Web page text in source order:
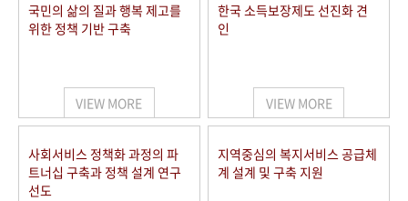
국민의 삶의 질과 행복 제고를
위한 정책 기반 구축
VIEW MORE
한국 소득보장제도 선진화 견
인
VIEW MORE
사회서비스 정책화 과정의 파
트너십 구축과 정책 설계 연구
선도
지역중심의 복지서비스 공급체
계 설계 및 구축 지원